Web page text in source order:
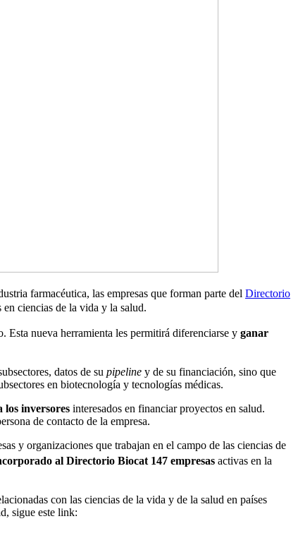
farmacéutica, las empresas que forman parte del Directorio
en ciencias de la vida y la salud.
Esta nueva herramienta les permitirá diferenciarse y ganar
datos de su pipeline y de su financiación, sino que
en biotecnología y tecnologías médicas.
los inversores interesados ​​en financiar proyectos en salud.
de contacto de la empresa.
y organizaciones que trabajan en el campo de las ciencias de
al Directorio Biocat 147 empresas activas en la
con las ciencias de la vida y de la salud en países
sigue este link: